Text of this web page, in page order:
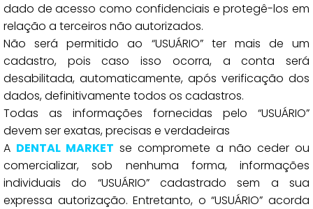
dado de acesso como confidenciais e protegê-los em
relação a terceiros não autorizados.
Não será permitido ao “USUÁRIO” ter mais de um
cadastro, pois caso isso ocorra, a conta será
desabilitada, automaticamente, após verificação dos
dados, definitivamente todos os cadastros.
Todas as informações fornecidas pelo “USUÁRIO”
devem ser exatas, precisas e verdadeiras
A DENTAL MARKET se compromete a não ceder ou
comercializar, sob nenhuma forma, informações
individuais do “USUÁRIO” cadastrado sem a sua
expressa autorização. Entretanto, o “USUÁRIO” acorda